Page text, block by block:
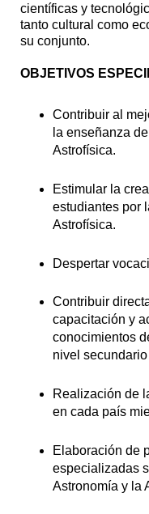
científicas y
tanto cultural como
su conjunto.
OBJETIVOS
Contribuir al
la enseñanza
Astrofísica.
Estimular la
estudiantes por
Astrofísica.
Despertar
Contribuir
capacitación y
conocimientos
nivel
Realización de
en cada país
Elaboración de
especializadas
Astronomía y la